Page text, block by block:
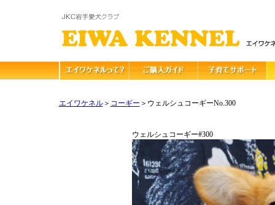
エイワケネル＞ コーギー ＞ウェルシュコーギーNo.300
ウェルシュコーギー#300